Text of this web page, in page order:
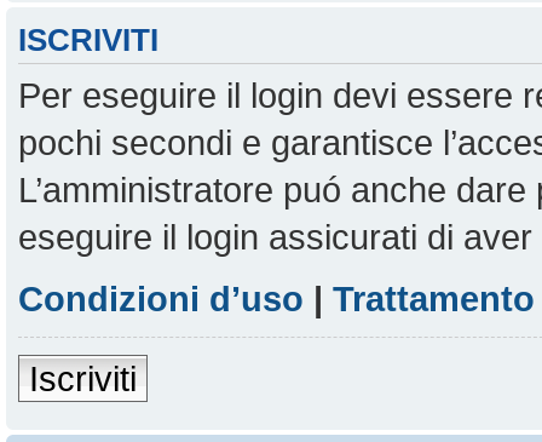
ISCRIVITI
Per eseguire il login devi essere
pochi secondi e garantisce
L’amministratore puó anche
eseguire il login assicurati di
Condizioni d’uso |
Iscriviti